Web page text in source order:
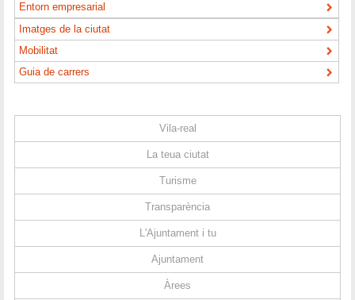
Entorn empresarial
Imatges de la ciutat
Mobilitat
Guia de carrers
Vila-real
La teua ciutat
Turisme
Transparència
L'Ajuntament i tu
Ajuntament
Àrees